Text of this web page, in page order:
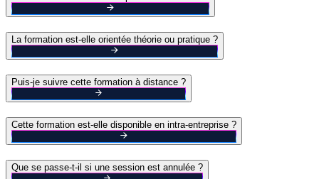
La formation est-elle orientée théorie ou pratique ?
Puis-je suivre cette formation à distance ?
Cette formation est-elle disponible en intra-entreprise ?
Que se passe-t-il si une session est annulée ?